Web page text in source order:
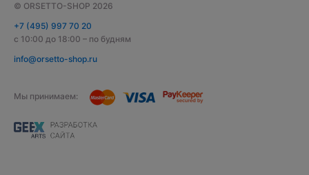
© ORSETTO-SHOP 2026
+7 (495) 997 70 20
с 10:00 до 18:00 – по будням
info@orsetto-shop.ru
Мы принимаем: